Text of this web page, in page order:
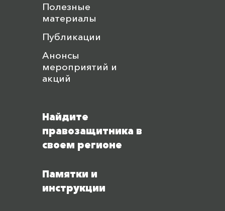
Полезные
материалы
Публикации
Анонсы
мероприятий и
акций
Найдите
правозащитника в
своем регионе
Памятки и
инструкции